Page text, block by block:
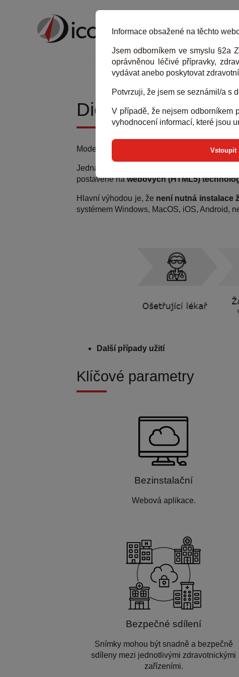
ZAKOUPIT
Dicompass Cloud
Moderní způsob práce s obrazovou
Jedná se o
postavené nawebových (HTML5)
Hlavní výhodou je, že není nutná instalace
systémem Windows, MacOS, iOS, Android,
Další případy užití
Klíčové parametry
Bezinstalační
Webová aplikace.
Bezpečné sdílení
Snímky mohou být snadně a bezpečně
sdíleny mezi jednotlivými zdravotnickými
zařízeními.
Informace obsažené na těchto
Jsem odborníkem ve smyslu §2a
oprávněnou léčivé přípravky,
vydávat anebo poskytovat
Potvrzuji, že jsem se seznámil/a s
V případě, že nejsem odborníkem
vyhodnocení informací, které jsou
Vstoupit